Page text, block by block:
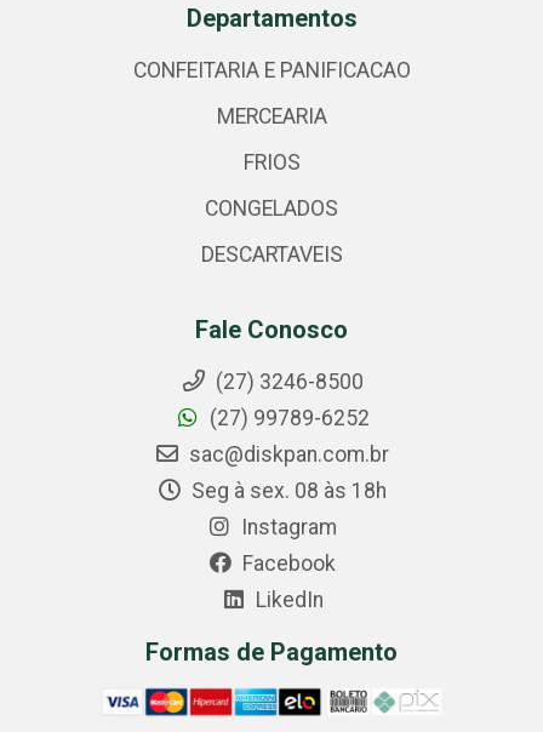
Departamentos
CONFEITARIA E PANIFICACAO
MERCEARIA
FRIOS
CONGELADOS
DESCARTAVEIS
Fale Conosco
(27) 3246-8500
(27) 99789-6252
sac@diskpan.com.br
Seg à sex. 08 às 18h
Instagram
Facebook
LikedIn
Formas de Pagamento